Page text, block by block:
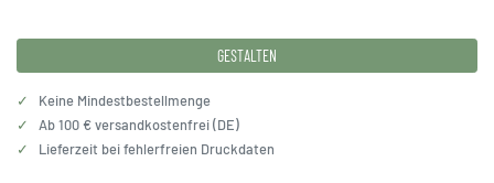
GESTALTEN
✓
Keine Mindestbestellmenge
✓
Ab 100 € versandkostenfrei (DE)
✓
Lieferzeit bei fehlerfreien Druckdaten